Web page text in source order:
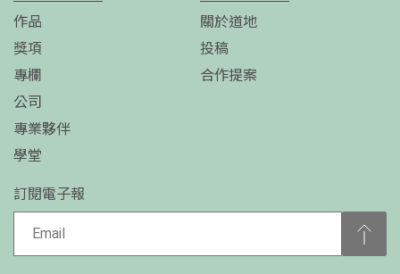
作品
獎項
專欄
公司
專業夥伴
學堂
關於道地
投稿
合作提案
訂閱電子報